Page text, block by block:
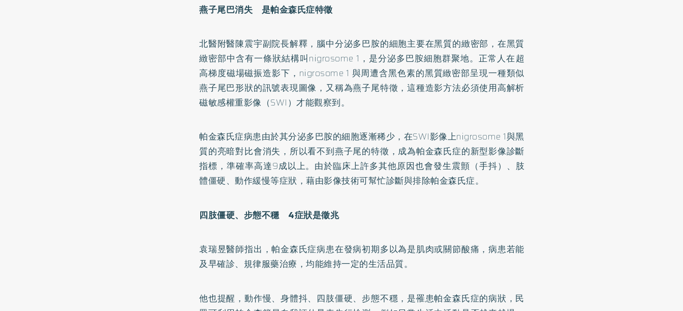
燕子尾巴消失 是帕金森氏症特徵
北醫附醫陳震宇副院長解釋，腦中分泌多巴胺的細胞主要在黑質的緻密部，在黑質
緻密部中含有一條狀結構叫nigrosome 1，是分泌多巴胺細胞群聚地。正常人在超
高梯度磁場磁振造影下，nigrosome 1 與周遭含黑色素的黑質緻密部呈現一種類似
燕子尾巴形狀的訊號表現圖像，又稱為燕子尾特徵，這種造影方法必須使用高解析
磁敏感權重影像（SWI）才能觀察到。
帕金森氏症病患由於其分泌多巴胺的細胞逐漸稀少，在SWI影像上nigrosome 1與黑
質的亮暗對比會消失，所以看不到燕子尾的特徵，成為帕金森氏症的新型影像診斷
指標，準確率高達9成以上。由於臨床上許多其他原因也會發生震顫（手抖）、肢
體僵硬、動作緩慢等症狀，藉由影像技術可幫忙診斷與排除帕金森氏症。
四肢僵硬、步態不穩 4症狀是徵兆
袁瑞昱醫師指出，帕金森氏症病患在發病初期多以為是肌肉或關節酸痛，病患若能
及早確診、規律服藥治療，均能維持一定的生活品質。
他也提醒，動作慢、身體抖、四肢僵硬、步態不穩，是罹患帕金森氏症的病狀，民